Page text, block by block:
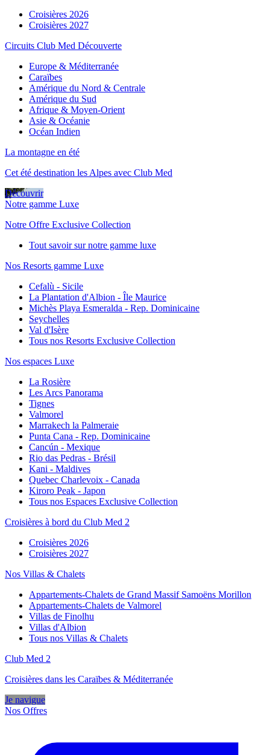
Croisières 2026
Croisières 2027
Circuits Club Med Découverte
Europe & Méditerranée
Caraïbes
Amérique du Nord & Centrale
Amérique du Sud
Afrique & Moyen-Orient
Asie & Océanie
Océan Indien
La montagne en été
Cet été destination les Alpes avec Club Med
Découvrir
Notre gamme Luxe
Notre Offre Exclusive Collection
Tout savoir sur notre gamme luxe
Nos Resorts gamme Luxe
Cefalù - Sicile
La Plantation d'Albion - Île Maurice
Michès Playa Esmeralda - Rep. Dominicaine
Seychelles
Val d'Isère
Tous nos Resorts Exclusive Collection
Nos espaces Luxe
La Rosière
Les Arcs Panorama
Tignes
Valmorel
Marrakech la Palmeraie
Punta Cana - Rep. Dominicaine
Cancún - Mexique
Rio das Pedras - Brésil
Kani - Maldives
Quebec Charlevoix - Canada
Kiroro Peak - Japon
Tous nos Espaces Exclusive Collection
Croisières à bord du Club Med 2
Croisières 2026
Croisières 2027
Nos Villas & Chalets
Appartements-Chalets de Grand Massif Samoëns Morillon
Appartements-Chalets de Valmorel
Villas de Finolhu
Villas d'Albion
Tous nos Villas & Chalets
Club Med 2
Croisières dans les Caraïbes & Méditerranée
Je navigue
Nos Offres